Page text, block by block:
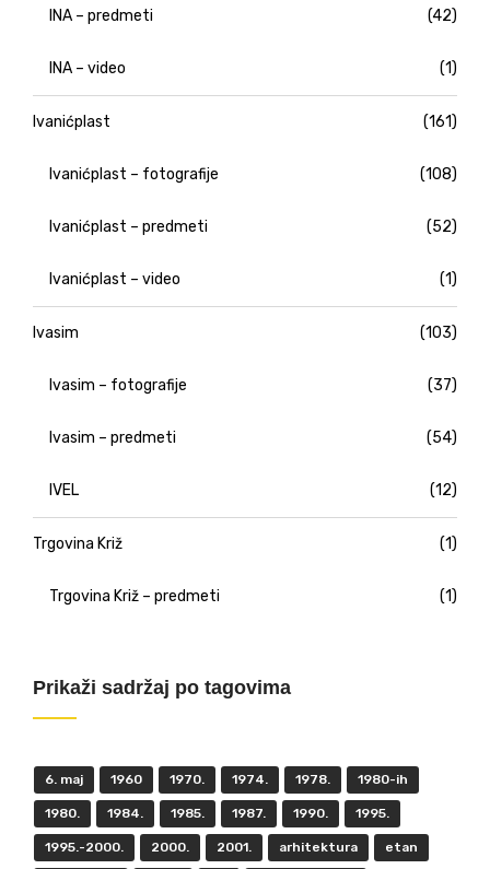
INA – predmeti (42)
INA – video (1)
Ivanićplast (161)
Ivanićplast – fotografije (108)
Ivanićplast – predmeti (52)
Ivanićplast – video (1)
Ivasim (103)
Ivasim – fotografije (37)
Ivasim – predmeti (54)
IVEL (12)
Trgovina Križ (1)
Trgovina Križ – predmeti (1)
Prikaži sadržaj po tagovima
6. maj 1960 1970. 1974. 1978. 1980-ih
1980. 1984. 1985. 1987. 1990. 1995.
1995.-2000. 2000. 2001. arhitektura etan